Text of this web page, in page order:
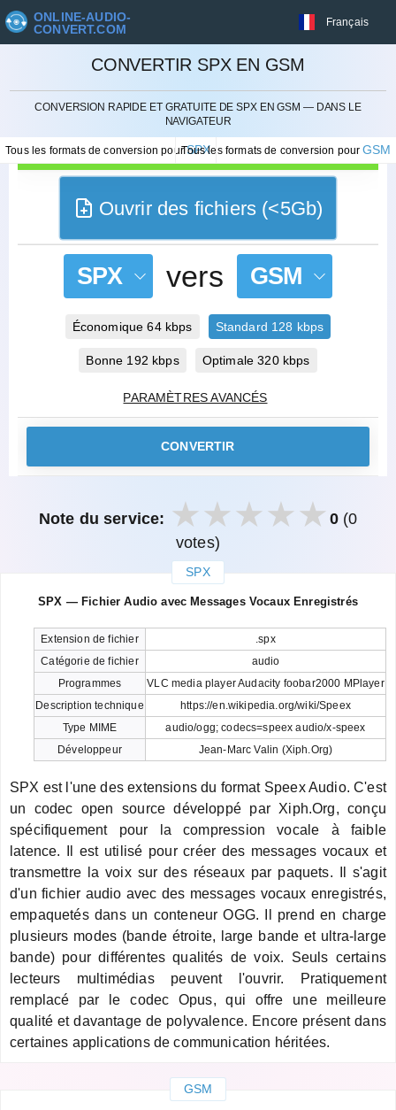
ONLINE-AUDIO-
CONVERT.COM
Français
CONVERTIR SPX EN GSM
CONVERSION RAPIDE ET GRATUITE DE SPX EN GSM — DANS LE
NAVIGATEUR
Tous les formats de conversion pourSPX
Tous les formats de conversion pourGSM
Ouvrir des fichiers (<5Gb)
SPX vers GSM
Économique 64 kbps Standard 128 kbps
Bonne 192 kbps Optimale 320 kbps
PARAMÈTRES AVANCÉS
CONVERTIR
Note du service: 0(0
votes)
SPX
SPX — Fichier Audio avec Messages Vocaux Enregistrés
Extension de fichier
.spx
Catégorie de fichier
audio
Programmes
VLC media player Audacity foobar2000 MPlayer
Description technique
https://en.wikipedia.org/wiki/Speex
Type MIME
audio/ogg; codecs=speex audio/x-speex
Développeur
Jean-Marc Valin (Xiph.Org)
SPX est l'une des extensions du format Speex Audio. C'est
un codec open source développé par Xiph.Org, conçu
spécifiquement pour la compression vocale à faible
latence. Il est utilisé pour créer des messages vocaux et
transmettre la voix sur des réseaux par paquets. Il s'agit
d'un fichier audio avec des messages vocaux enregistrés,
empaquetés dans un conteneur OGG. Il prend en charge
plusieurs modes (bande étroite, large bande et ultra-large
bande) pour différentes qualités de voix. Seuls certains
lecteurs multimédias peuvent l'ouvrir. Pratiquement
remplacé par le codec Opus, qui offre une meilleure
qualité et davantage de polyvalence. Encore présent dans
certaines applications de communication héritées.
GSM